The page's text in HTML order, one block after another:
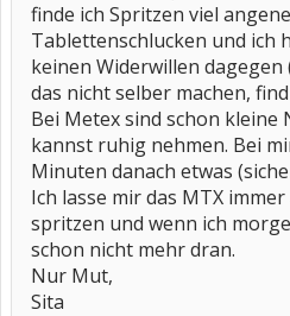
finde ich Spritzen viel
Tablettenschlucken und ich
keinen Widerwillen dagegen
das nicht selber machen,
Bei Metex sind schon kleine
kannst ruhig nehmen. Bei
Minuten danach etwas
Ich lasse mir das MTX
spritzen und wenn ich
schon nicht mehr dran.
Nur Mut,
Sita